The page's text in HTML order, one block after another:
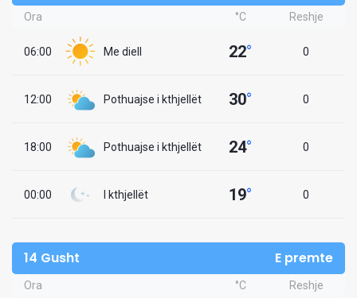
Ora °C Reshje
06:00 Me diell 22° 0
12:00 Pothuajse i kthjellët 30° 0
18:00 Pothuajse i kthjellët 24° 0
00:00 I kthjellët 19° 0
14 Gusht E premte
Ora °C Reshje